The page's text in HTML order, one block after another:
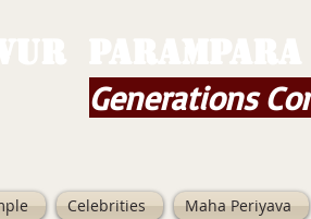
Generations
Celebrities Maha Periyava